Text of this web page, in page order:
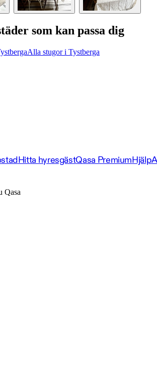
som kan passa dig
Alla stugor i Tystberga
Hitta hyresgästQasa PremiumHjälp
Qasa